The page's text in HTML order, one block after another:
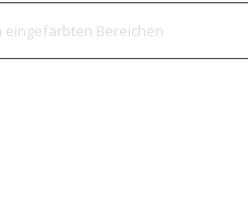
Bereichen